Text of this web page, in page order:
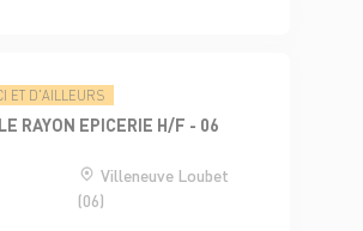
ET D'AILLEURS
RAYON EPICERIE H/F - 06
Villeneuve Loubet
(06)